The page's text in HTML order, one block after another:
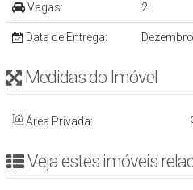
Vagas: 2
Data de Entrega:
Medidas do Imóvelㅤ ㅤㅤ ㅤㅤ ㅤ
Área Privada:
Veja estes imóveis